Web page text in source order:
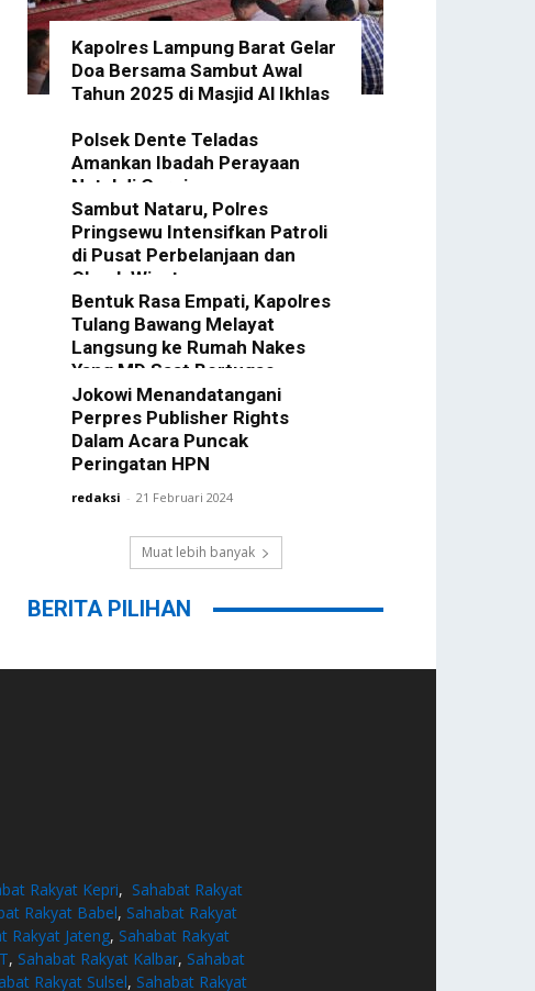
Kapolres Lampung Barat Gelar
Doa Bersama Sambut Awal
Tahun 2025 di Masjid Al Ikhlas
Polsek Dente Teladas
Amankan Ibadah Perayaan
Natal di Gereja
redaksi - 27 Desember 2024
Sambut Nataru, Polres
Pringsewu Intensifkan Patroli
di Pusat Perbelanjaan dan
Obyek Wisata
redaksi - 23 Desember 2024
Bentuk Rasa Empati, Kapolres
Tulang Bawang Melayat
Langsung ke Rumah Nakes
Yang MD Saat Bertugas
redaksi - 17 April 2024
Jokowi Menandatangani
Perpres Publisher Rights
Dalam Acara Puncak
Peringatan HPN
redaksi - 21 Februari 2024
Muat lebih banyak
BERITA PILIHAN
Rakyat Kepri, Sahabat Rakyat
Rakyat Babel, Sahabat Rakyat
Rakyat Jateng, Sahabat Rakyat
, Sahabat Rakyat Kalbar, Sahabat
Rakyat Sulsel, Sahabat Rakyat